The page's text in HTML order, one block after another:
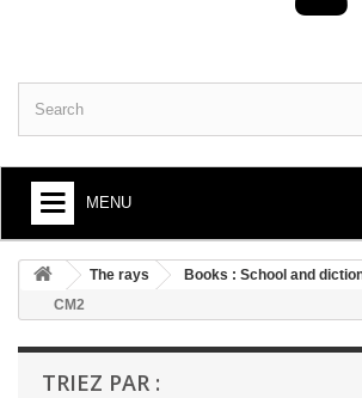
MENU
BOOKS : ARTS AND SOCIETY
BOOKS : LITERATURE
BOOKS : YOUTH
The rays Books : School and
CM2
TRIEZ PAR :